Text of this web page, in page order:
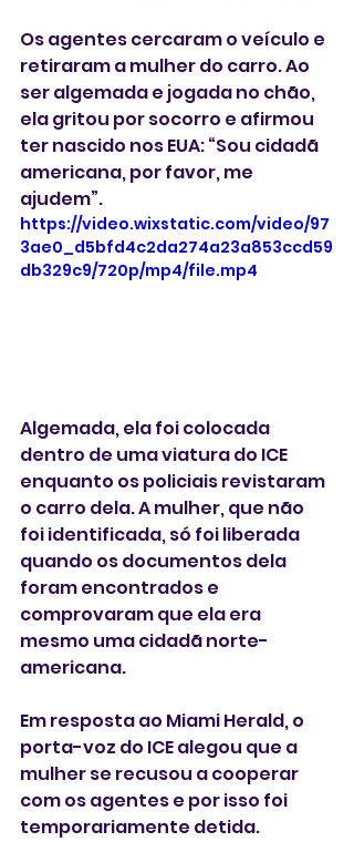
Os agentes cercaram o veículo e
retiraram a mulher do carro. Ao
ser algemada e jogada no chão,
ela gritou por socorro e afirmou
ter nascido nos EUA: “Sou cidadã
americana, por favor, me
ajudem”.
https://video.wixstatic.com/video/97
3ae0_d5bfd4c2da274a23a853ccd59
db329c9/720p/mp4/file.mp4
Algemada, ela foi colocada
dentro de uma viatura do ICE
enquanto os policiais revistaram
o carro dela. A mulher, que não
foi identificada, só foi liberada
quando os documentos dela
foram encontrados e
comprovaram que ela era
mesmo uma cidadã norte-
americana.
Em resposta ao Miami Herald, o
porta-voz do ICE alegou que a
mulher se recusou a cooperar
com os agentes e por isso foi
temporariamente detida.